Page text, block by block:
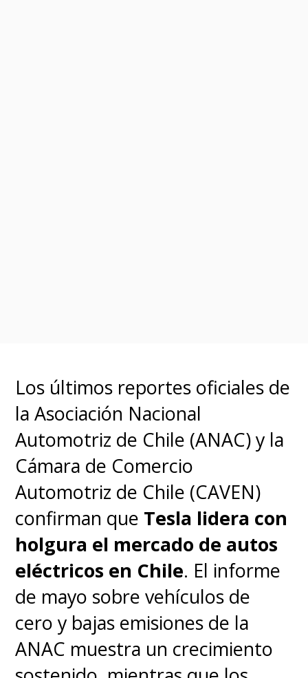
Los últimos reportes oficiales de
la Asociación Nacional
Automotriz de Chile (ANAC) y la
Cámara de Comercio
Automotriz de Chile (CAVEN)
confirman que Tesla lidera con
holgura el mercado de autos
eléctricos en Chile. El informe
de mayo sobre vehículos de
cero y bajas emisiones de la
ANAC muestra un crecimiento